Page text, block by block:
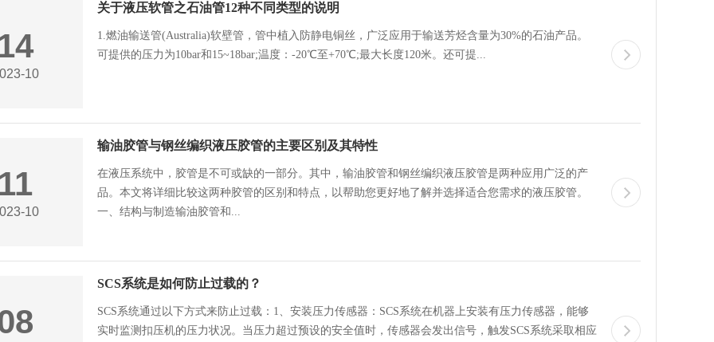
10
关于液压软管之石油管12种不同类型的说明
1.燃油输送管(Australia)软壁管，管中植入防静电铜丝，广泛应用于输送芳烃含量为30%的石油产品。
可提供的压力为10bar和15~18bar;温度：-20℃至+70℃;最大长度120米。还可提...
10
输油胶管与钢丝编织液压胶管的主要区别及其特性
在液压系统中，胶管是不可或缺的一部分。其中，输油胶管和钢丝编织液压胶管是两种应用广泛的产
品。本文将详细比较这两种胶管的区别和特点，以帮助您更好地了解并选择适合您需求的液压胶管。
一、结构与制造输油胶管和...
SCS系统是如何防止过载的？
SCS系统通过以下方式来防止过载：1、安装压力传感器：SCS系统在机器上安装有压力传感器，能够
实时监测扣压机的压力状况。当压力超过预设的安全值时，传感器会发出信号，触发SCS系统采取相应